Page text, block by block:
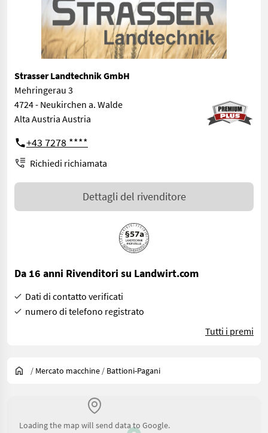
Strasser Landtechnik GmbH
Mehringerau 3
4724 - Neukirchen a. Walde
Alta Austria Austria
+43 7278 ****
Richiedi richiamata
Dettagli del rivenditore
Da 16 anni Rivenditori su Landwirt.com
Dati di contatto verificati
numero di telefono registrato
Tutti i premi
/ Mercato macchine / Battioni-Pagani
Loading the map will send data to Google.